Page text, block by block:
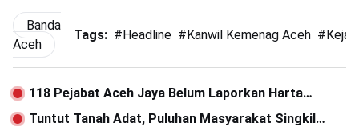
Banda
Aceh
Tags: #Headline #Kanwil Kemenag Aceh #
118 Pejabat Aceh Jaya Belum Laporkan Harta
Kekayaan
Tuntut Tanah Adat, Puluhan Masyarakat Singkil